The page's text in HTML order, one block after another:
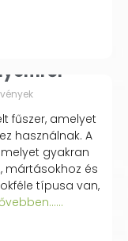
fűszer, amelyet
használnak. A
gyakran
mártásokhoz és
típusa van,